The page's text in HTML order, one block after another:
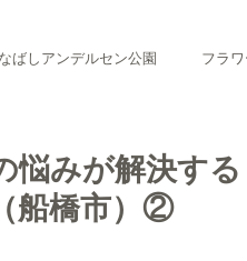
ばしアンデルセン公園 フラ
ォーム（リガーデン） シニ
みが解決す
船橋市）②